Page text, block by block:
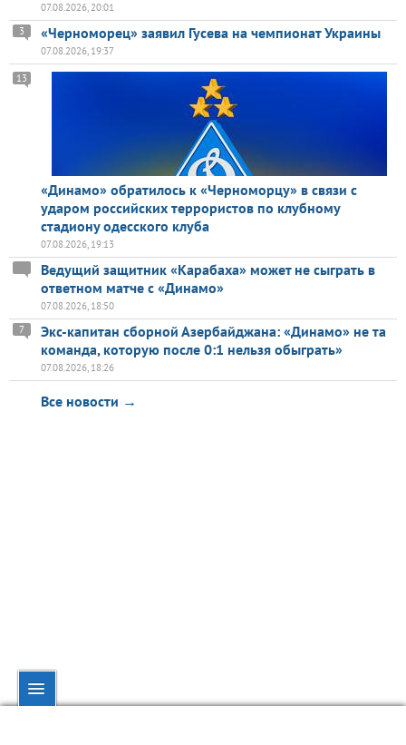
07.08.2026, 20:01
«Черноморец» заявил Гусева на чемпионат Украины
3
07.08.2026, 19:37
«Динамо» обратилось к «Черноморцу» в связи с
ударом российских террористов по клубному
стадиону одесского клуба
13
07.08.2026, 19:13
Ведущий защитник «Карабаха» может не сыграть в
ответном матче с «Динамо»
07.08.2026, 18:50
Экс-капитан сборной Азербайджана: «Динамо» не та
команда, которую после 0:1 нельзя обыграть»
7
07.08.2026, 18:26
Все новости →